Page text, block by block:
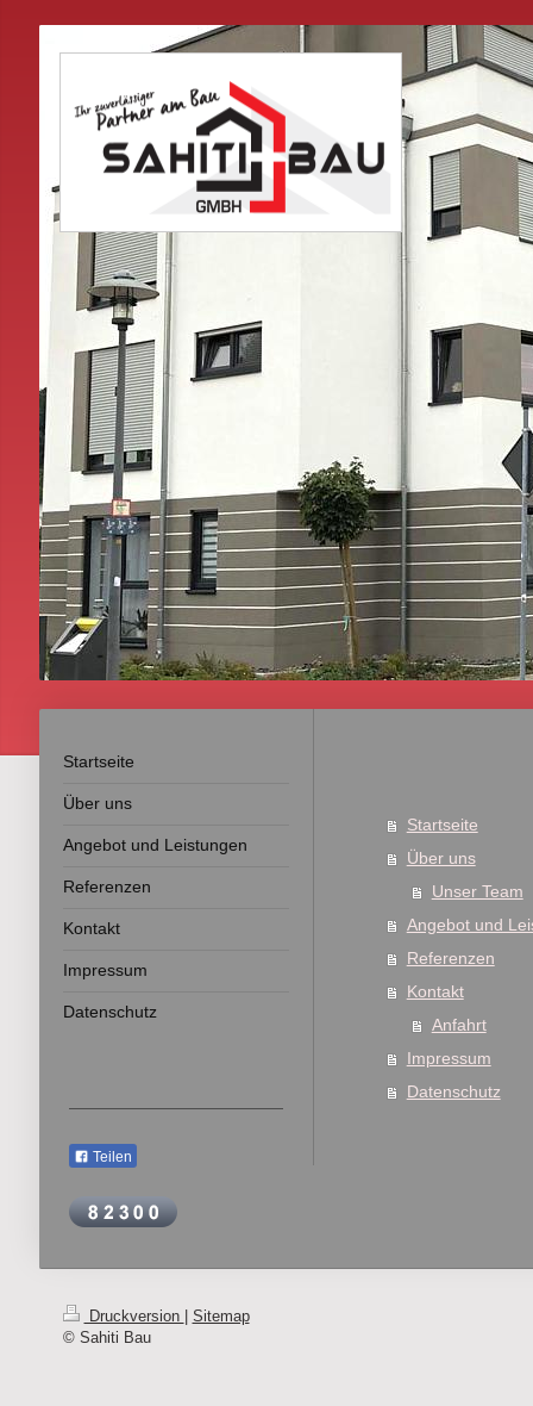
Startseite
Über uns
Angebot und Leistungen
Referenzen
Kontakt
Impressum
Datenschutz
Startseite
Über uns
Unser Team
Angebot und
Referenzen
Kontakt
Anfahrt
Impressum
Datenschutz
Teilen
Druckversion
Sitemap
© Sahiti Bau